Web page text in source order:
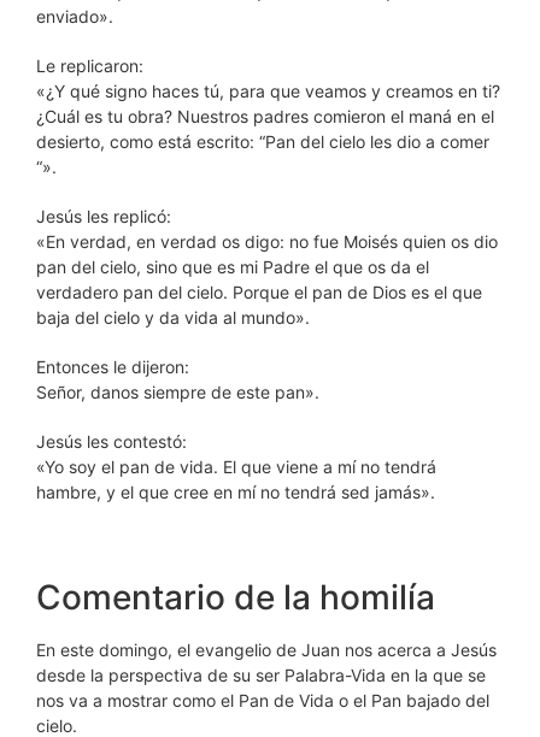
enviado».
Le replicaron:
«¿Y qué signo haces tú, para que veamos y creamos en ti?
¿Cuál es tu obra? Nuestros padres comieron el maná en el
desierto, como está escrito: “Pan del cielo les dio a comer
“».
Jesús les replicó:
«En verdad, en verdad os digo: no fue Moisés quien os dio
pan del cielo, sino que es mi Padre el que os da el
verdadero pan del cielo. Porque el pan de Dios es el que
baja del cielo y da vida al mundo».
Entonces le dijeron:
Señor, danos siempre de este pan».
Jesús les contestó:
«Yo soy el pan de vida. El que viene a mí no tendrá
hambre, y el que cree en mí no tendrá sed jamás».
Comentario de la homilía
En este domingo, el evangelio de Juan nos acerca a Jesús
desde la perspectiva de su ser Palabra-Vida en la que se
nos va a mostrar como el Pan de Vida o el Pan bajado del
cielo.